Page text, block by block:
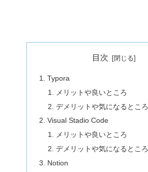
目次
Typora
メリットや良いところ
デメリットや気になるところ
Visual Stadio Code
メリットや良いところ
デメリットや気になるところ
Notion